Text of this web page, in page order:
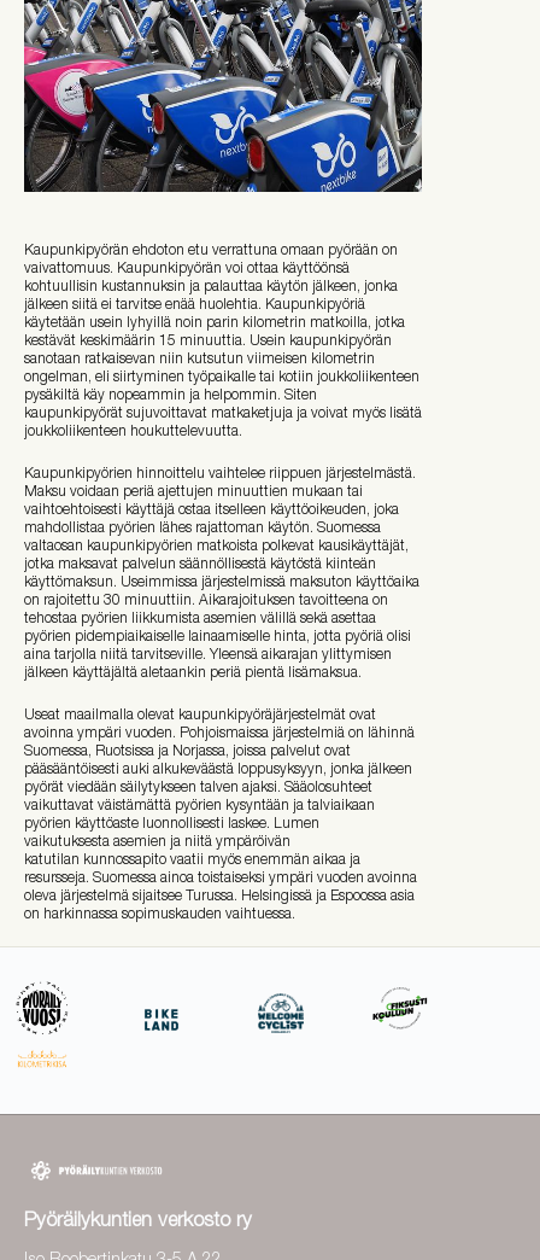
Kaupunkipyörän ehdoton etu verrattuna omaan pyörään on
vaivattomuus. Kaupunkipyörän voi ottaa käyttöönsä
kohtuullisin kustannuksin ja palauttaa käytön jälkeen, jonka
jälkeen siitä ei tarvitse enää huolehtia. Kaupunkipyöriä
käytetään usein lyhyillä noin parin kilometrin matkoilla, jotka
kestävät keskimäärin 15 minuuttia. Usein kaupunkipyörän
sanotaan ratkaisevan niin kutsutun viimeisen kilometrin
ongelman, eli siirtyminen työpaikalle tai kotiin joukkoliikenteen
pysäkiltä käy nopeammin ja helpommin. Siten
kaupunkipyörät sujuvoittavat matkaketjuja ja voivat myös lisätä
joukkoliikenteen houkuttelevuutta.
Kaupunkipyörien hinnoittelu vaihtelee riippuen järjestelmästä.
Maksu voidaan periä ajettujen minuuttien mukaan tai
vaihtoehtoisesti käyttäjä ostaa itselleen käyttöoikeuden, joka
mahdollistaa pyörien lähes rajattoman käytön. Suomessa
valtaosan kaupunkipyörien matkoista polkevat kausikäyttäjät,
jotka maksavat palvelun säännöllisestä käytöstä kiinteän
käyttömaksun. Useimmissa järjestelmissä maksuton käyttöaika
on rajoitettu 30 minuuttiin. Aikarajoituksen tavoitteena on
tehostaa pyörien liikkumista asemien välillä sekä asettaa
pyörien pidempiaikaiselle lainaamiselle hinta, jotta pyöriä olisi
aina tarjolla niitä tarvitseville. Yleensä aikarajan ylittymisen
jälkeen käyttäjältä aletaankin periä pientä lisämaksua.
Useat maailmalla olevat kaupunkipyöräjärjestelmät ovat
avoinna ympäri vuoden. Pohjoismaissa järjestelmiä on lähinnä
Suomessa, Ruotsissa ja Norjassa, joissa palvelut ovat
pääsääntöisesti auki alkukeväästä loppusyksyyn, jonka jälkeen
pyörät viedään säilytykseen talven ajaksi. Sääolosuhteet
vaikuttavat väistämättä pyörien kysyntään ja talviaikaan
pyörien käyttöaste luonnollisesti laskee. Lumen
vaikutuksesta asemien ja niitä ympäröivän
katutilan kunnossapito vaatii myös enemmän aikaa ja
resursseja. Suomessa ainoa toistaiseksi ympäri vuoden avoinna
oleva järjestelmä sijaitsee Turussa. Helsingissä ja Espoossa asia
on harkinnassa sopimuskauden vaihtuessa.
Pyöräilykuntien verkosto ry